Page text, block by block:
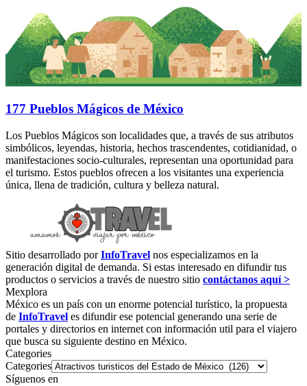
177 Pueblos Mágicos de México
Los Pueblos Mágicos son localidades que, a través de sus atributos
simbólicos, leyendas, historia, hechos trascendentes, cotidianidad, o
manifestaciones socio-culturales, representan una oportunidad para
el turismo. Estos pueblos ofrecen a los visitantes una experiencia
única, llena de tradición, cultura y belleza natural.
Sitio desarrollado porInfoTravel nos especializamos en la
generación digital de demanda. Si estas interesado en difundir tus
productos o servicios a través de nuestro sitio contáctanos aquí >
Mexplora
México es un país con un enorme potencial turístico, la propuesta
de InfoTravel es difundir ese potencial generando una serie de
portales y directorios en internet con información util para el viajero
que busca su siguiente destino en México.
Categories
Categories
Síguenos en